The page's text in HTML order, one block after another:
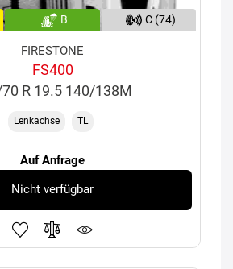
B C (74)
FIRESTONE
FS400
R 19.5 140/138M
Lenkachse TL
Auf Anfrage
Nicht verfügbar